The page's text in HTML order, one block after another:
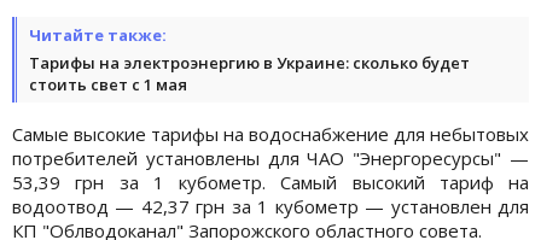
Читайте также:
Тарифы на электроэнергию в Украине: сколько будет
стоить свет с 1 мая
Самые высокие тарифы на водоснабжение для небытовых
потребителей установлены для ЧАО "Энергоресурсы" —
53,39 грн за 1 кубометр. Самый высокий тариф на
водоотвод — 42,37 грн за 1 кубометр — установлен для
КП "Облводоканал" Запорожского областного совета.